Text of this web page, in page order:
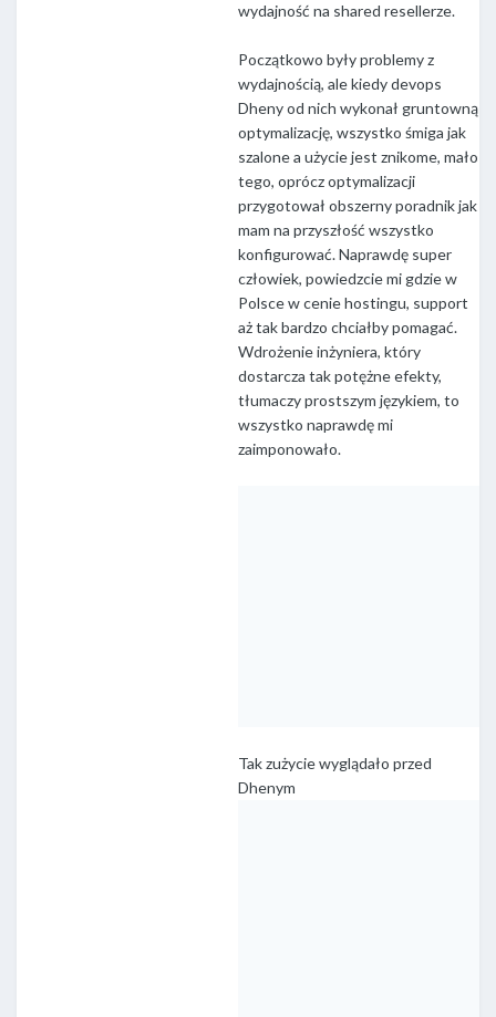
wydajność na shared resellerze.
Początkowo były problemy z
wydajnością, ale kiedy devops
Dheny od nich wykonał gruntowną
optymalizację, wszystko śmiga jak
szalone a użycie jest znikome, mało
tego, oprócz optymalizacji
przygotował obszerny poradnik jak
mam na przyszłość wszystko
konfigurować. Naprawdę super
człowiek, powiedzcie mi gdzie w
Polsce w cenie hostingu, support
aż tak bardzo chciałby pomagać.
Wdrożenie inżyniera, który
dostarcza tak potężne efekty,
tłumaczy prostszym językiem, to
wszystko naprawdę mi
zaimponowało.
Tak zużycie wyglądało przed
Dhenym